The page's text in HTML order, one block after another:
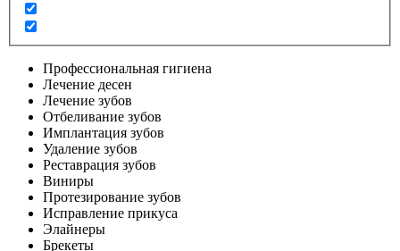
Профессиональная гигиена
Лечение десен
Лечение зубов
Отбеливание зубов
Имплантация зубов
Удаление зубов
Реставрация зубов
Виниры
Протезирование зубов
Исправление прикуса
Элайнеры
Брекеты